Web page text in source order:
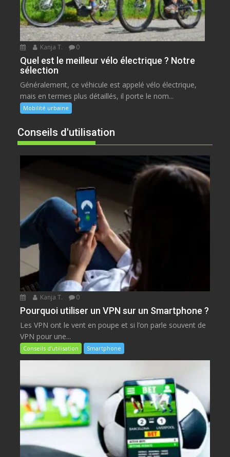
Kanja T. 0
Quel est le meilleur vélo électrique ? Notre
sélection
Généralement, ce véhicule est appelé vélo électrique,
mais en termes plus détaillés, il porte le nom...
Mobilité urbaine
Conseils d'utilisation
Kanja T. 0
Pourquoi utiliser un VPN sur un Smartphone ?
Les VPN ont le vent en poupe et si l’on parle souvent de
VPN pour une...
Conseils d’utilisation Smartphone